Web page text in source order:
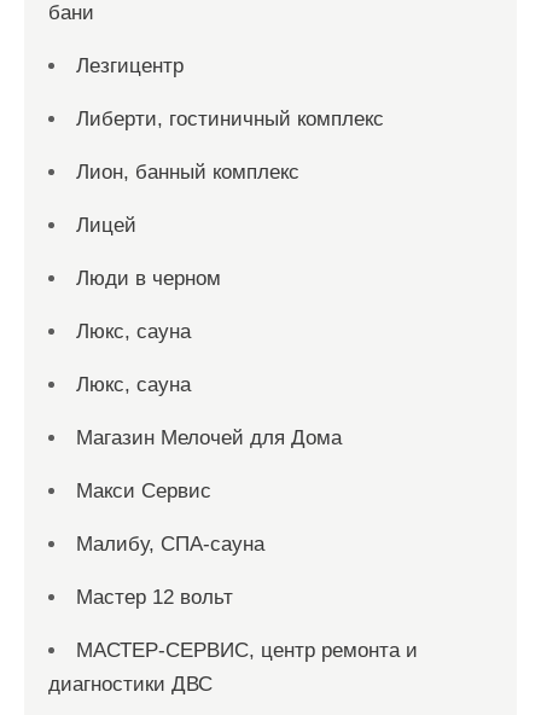
бани
Лезгицентр
Либерти, гостиничный комплекс
Лион, банный комплекс
Лицей
Люди в черном
Люкс, сауна
Люкс, сауна
Магазин Мелочей для Дома
Макси Сервис
Малибу, СПА-сауна
Мастер 12 вольт
МАСТЕР-СЕРВИС, центр ремонта и
диагностики ДВС